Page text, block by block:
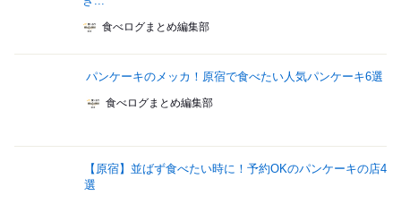
食べログまとめ編集部
パンケーキのメッカ！原宿で食べたい人気パンケーキ6選
食べログまとめ編集部
【原宿】並ばず食べたい時に！予約OKのパンケーキの店4
選